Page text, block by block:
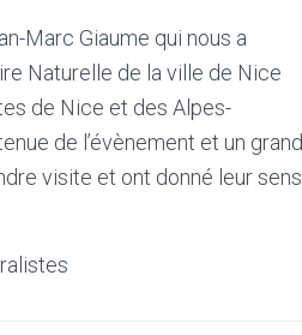
Marc Giaume qui nous a
Naturelle de la ville de Nice
de Nice et des Alpes-
de l’évènement et un grand
visite et ont donné leur sens